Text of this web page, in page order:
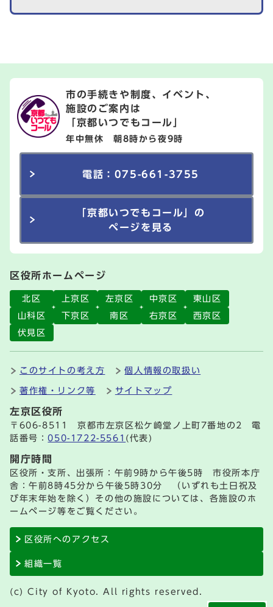
市の手続きや制度、イベント、
施設のご案内は
「京都いつでもコール」
年中無休 朝8時から夜9時
電話：075-661-3755
「京都いつでもコール」の
ページを見る
区役所ホームページ
北区 上京区 左京区 中京区
東山区
山科区
下京区 南区 右京区
西京区
伏見区
このサイトの考え方 個人情報の取扱い
著作権・リンク等 サイトマップ
左京区役所
〒606-8511 京都市左京区松ケ崎堂ノ上町7番地の2 電
話番号：050-1722-5561 (代表)
開庁時間
区役所・支所、出張所：午前9時から午後5時 市役所本庁
舎：午前8時45分から午後5時30分 （いずれも土日祝及
び年末年始を除く）その他の施設については、各施設のホ
ームページ等をご覧ください。
区役所へのアクセス
組織一覧
(c) City of Kyoto. All rights reserved.